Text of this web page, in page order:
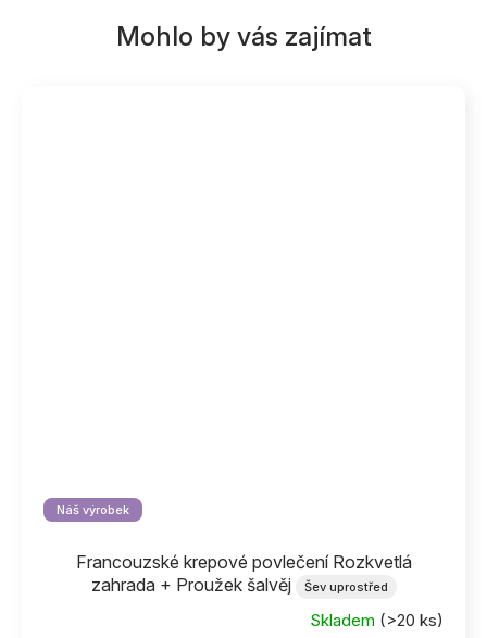
Náš výrobek
Francouzské krepové povlečení Rozkvetlá
zahrada + Proužek šalvěj
Šev uprostřed
Skladem (>20 ks)